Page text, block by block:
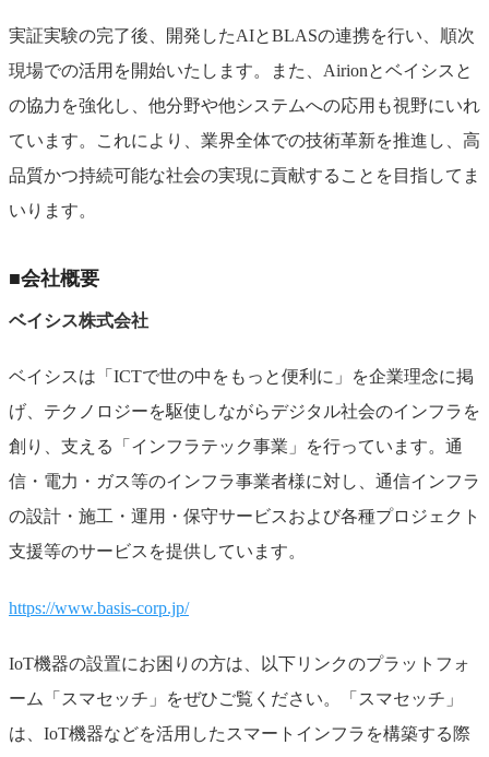
実証実験の完了後、開発したAIとBLASの連携を行い、順次
現場での活用を開始いたします。また、Airionとベイシスと
の協力を強化し、他分野や他システムへの応用も視野にいれ
ています。これにより、業界全体での技術革新を推進し、高
品質かつ持続可能な社会の実現に貢献することを目指してま
いります。
■会社概要
ベイシス株式会社
ベイシスは「ICTで世の中をもっと便利に」を企業理念に掲
げ、テクノロジーを駆使しながらデジタル社会のインフラを
創り、支える「インフラテック事業」を行っています。通
信・電力・ガス等のインフラ事業者様に対し、通信インフラ
の設計・施工・運用・保守サービスおよび各種プロジェクト
支援等のサービスを提供しています。
https://www.basis-corp.jp/
IoT機器の設置にお困りの方は、以下リンクのプラットフォ
ーム「スマセッチ」をぜひご覧ください。「スマセッチ」
は、IoT機器などを活用したスマートインフラを構築する際